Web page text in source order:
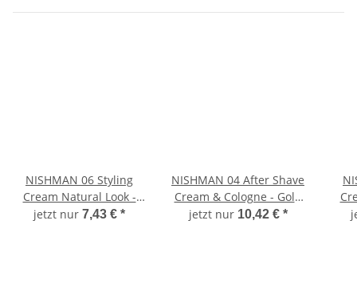
NISHMAN 06 Styling
Cream Natural Look -
weiß 100 ml
jetzt nur 7,43 € *
NISHMAN 04 After Shave
Cream & Cologne - Gold
One 400 ml XL
jetzt nur 10,42 € *